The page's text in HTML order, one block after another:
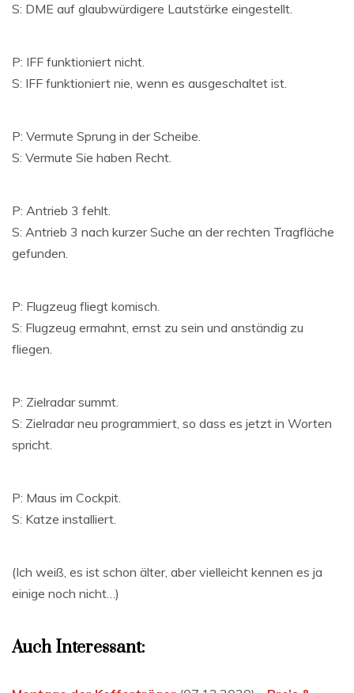
S: DME auf glaubwürdigere Lautstärke eingestellt.
P: IFF funktioniert nicht.
S: IFF funktioniert nie, wenn es ausgeschaltet ist.
P: Vermute Sprung in der Scheibe.
S: Vermute Sie haben Recht.
P: Antrieb 3 fehlt.
S: Antrieb 3 nach kurzer Suche an der rechten Tragfläche
gefunden.
P: Flugzeug fliegt komisch.
S: Flugzeug ermahnt, ernst zu sein und anständig zu
fliegen.
P: Zielradar summt.
S: Zielradar neu programmiert, so dass es jetzt in Worten
spricht.
P: Maus im Cockpit.
S: Katze installiert.
(Ich weiß, es ist schon älter, aber vielleicht kennen es ja
einige noch nicht…)
Auch Interessant: